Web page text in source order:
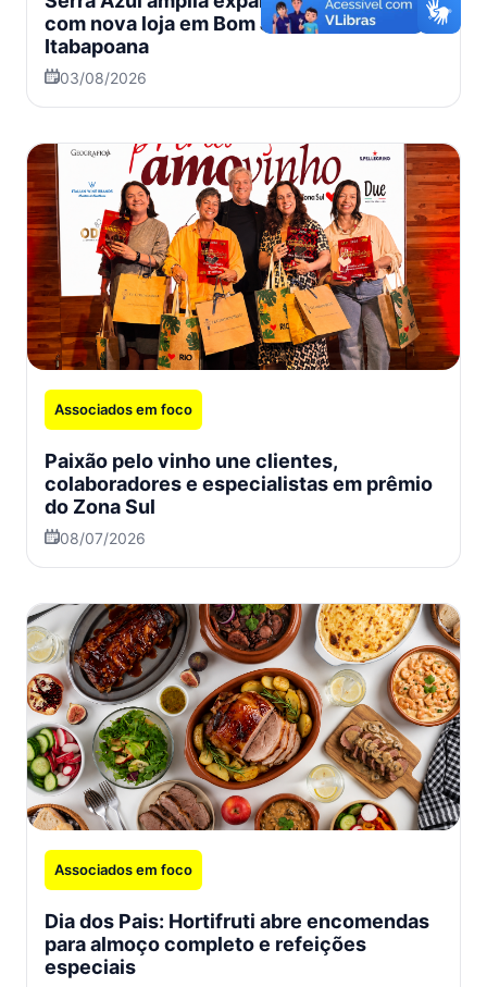
com nova loja em Bom Jesus do
Itabapoana
03/08/2026
Associados em foco
Paixão pelo vinho une clientes,
colaboradores e especialistas em prêmio
do Zona Sul
08/07/2026
Associados em foco
Dia dos Pais: Hortifruti abre encomendas
para almoço completo e refeições
especiais